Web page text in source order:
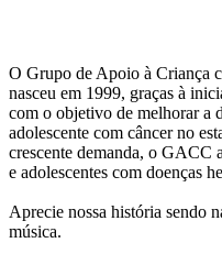
O Grupo de Apoio à Criança
nasceu em 1999, graças à
com o objetivo de melhorar a
adolescente com câncer no
crescente demanda, o GACC
e adolescentes com doenças
Aprecie nossa história sendo
música.